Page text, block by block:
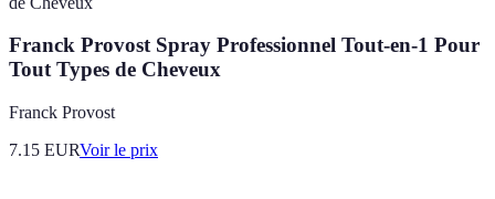
Franck Provost Spray Professionnel Tout-en-1 Pour
Tout Types de Cheveux
Franck Provost
7.15 EURVoir le prix